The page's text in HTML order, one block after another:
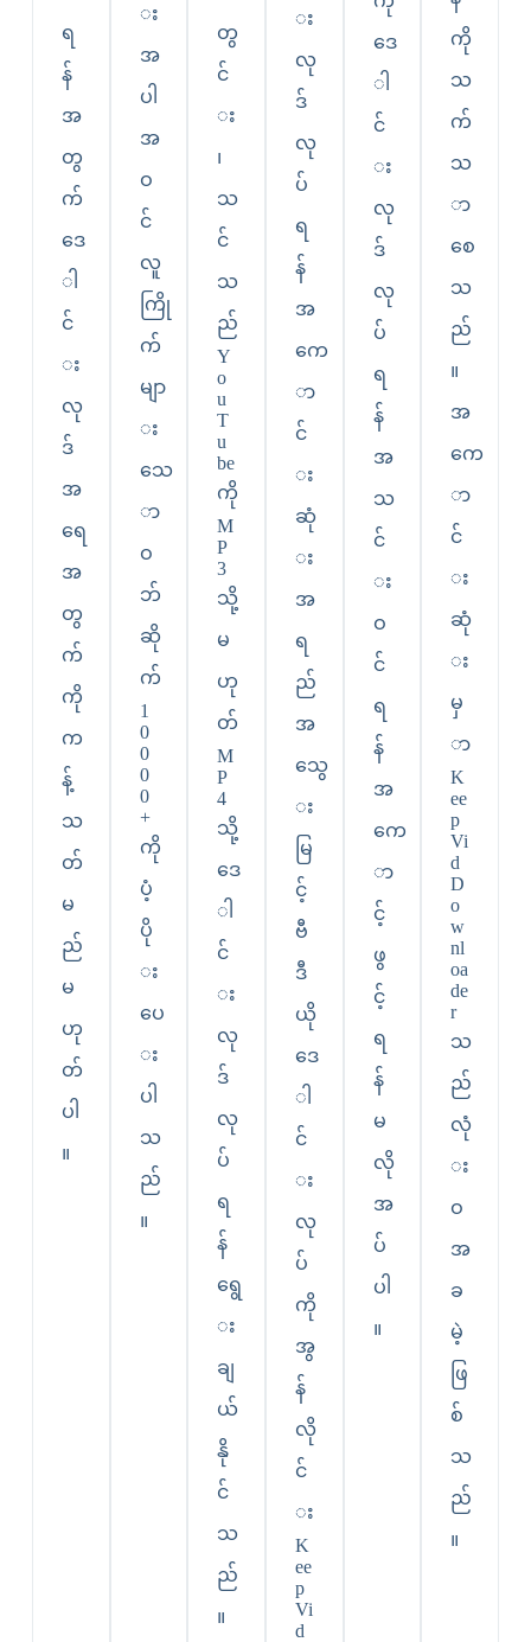
ရ
န်
အ
တွ
က်
ဒေ
ါ
င်
း
လု
ဒ်
အ
ရေ
အ
တွ
က်
ကို
က
န့်
သ
တ်
မ
ည်
မ
ဟု
တ်
ပါ
။
း
အ
ပါ
အ
ဝ
င်
လူ
ကြို
က်
မျာ
း
သေ
ာ
ဝ
ဘ်
ဆို
က်
1
0
0
0
0
+
ကို
ပံ့
ပို
း
ပေ
း
ပါ
သ
ည်
။
တွ
င်
း
၊
သ
င်
သ
ည်
Y
o
u
T
u
be
ကို
M
P
3
သို့
မ
ဟု
တ်
M
P
4
သို့
ဒေ
ါ
င်
း
လု
ဒ်
လု
ပ်
ရ
န်
ရွေ
း
ချ
ယ်
နို
င်
သ
ည်
။
း
လု
ဒ်
လု
ပ်
ရ
န်
အ
ကေ
ာ
င်
း
ဆုံ
း
အ
ရ
ည်
အ
သွေ
း
မြ
င့်
ဗီ
ဒီ
ယို
ဒေ
ါ
င်
း
လု
ပ်
ကို
အွ
န်
လို
င်
း
K
ee
p
Vi
d
ဒေ
ါ
င်
း
လု
ဒ်
လု
ပ်
ရ
န်
အ
သ
င်
း
ဝ
င်
ရ
န်
အ
ကေ
ာ
င့်
ဖွ
င့်
ရ
န်
မ
လို
အ
ပ်
ပါ
။
ကို
သ
က်
သ
ာ
စေ
သ
ည်
။
အ
ကေ
ာ
င်
း
ဆုံ
း
မှ
ာ
K
ee
p
Vi
d
D
o
w
nl
oa
de
r
သ
ည်
လုံ
း
ဝ
အ
ခ
မဲ့
ဖြ
စ်
သ
ည်
။